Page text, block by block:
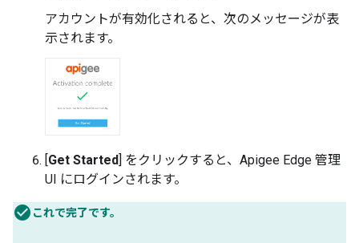
アカウントが有効化されると、次のメッセージが表
示されます。
[Get Started] をクリックすると、Apigee Edge 管理
UI にログインされます。
これで完了です。